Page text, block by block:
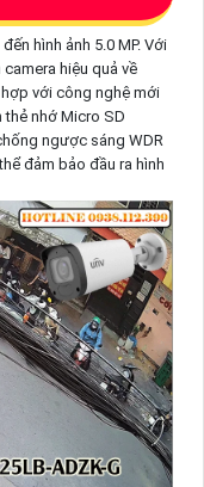
hình ảnh 5.0 MP. Với
hiệu quả về
với công nghệ mới
thẻ nhớ Micro SD
ngược sáng WDR
đảm bảo đầu ra hình